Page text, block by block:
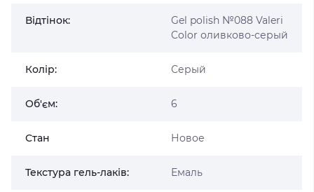
Відтінок:
Gel polish №088 Valeri
Color оливково-серый
Колір: Серый
Об'єм: 6
Стан Новое
Текстура гель-лаків: Емаль